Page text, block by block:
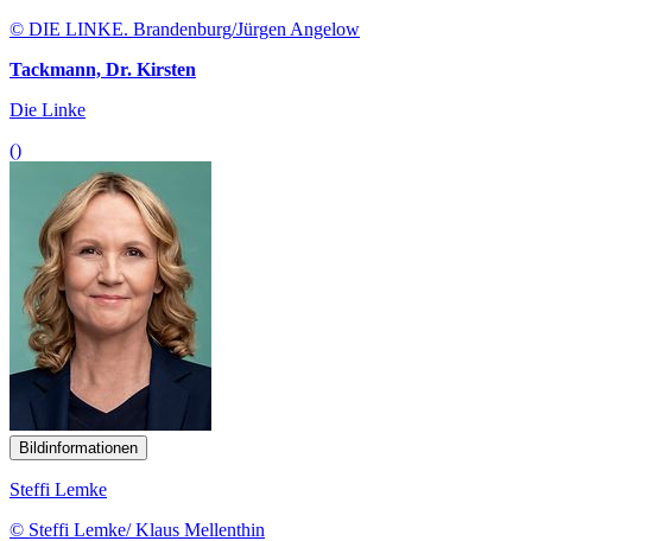
© DIE LINKE. Brandenburg/Jürgen Angelow
Tackmann, Dr. Kirsten
Die Linke
()
Bildinformationen
Steffi Lemke
© Steffi Lemke/ Klaus Mellenthin